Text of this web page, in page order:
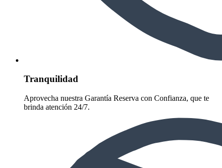
Tranquilidad
Aprovecha nuestra Garantía Reserva con Confianza, que te
brinda atención 24/7.